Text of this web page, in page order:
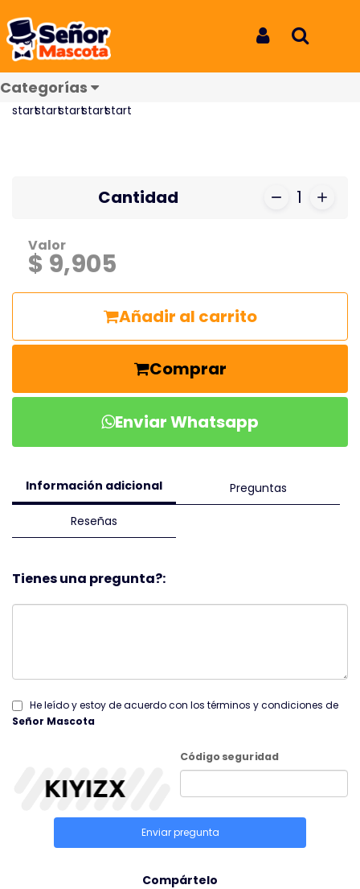
Categorías
Bocatto Pequeño Lets Play
Cantidad 1
Valor
$ 9,905
Añadir al carrito
Comprar
Enviar Whatsapp
Información adicional Preguntas
Reseñas
Tienes una pregunta?:
He leído y estoy de acuerdo con los términos y condiciones de
Señor Mascota
Código seguridad
Enviar pregunta
Compártelo